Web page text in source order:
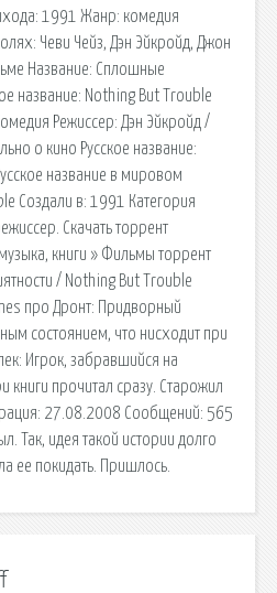
1991 Жанр: комедия
Чеви Чейз, Дэн Эйкройд, Джон
Название: Сплошные
название: Nothing But Trouble
Режиссер: Дэн Эйкройд /
о кино Русское название:
название в мировом
Создали в: 1991 Категория
Cкачать торрент
книги » Фильмы торрент
/ Nothing But Trouble
про Дронт: Придворный
состоянием, что нисходит при
Игрок, забравшийся на
прочитал сразу. Старожил
27.08.2008 Сообщений: 565
Так, идея такой истории долго
ее покидать. Пришлось.